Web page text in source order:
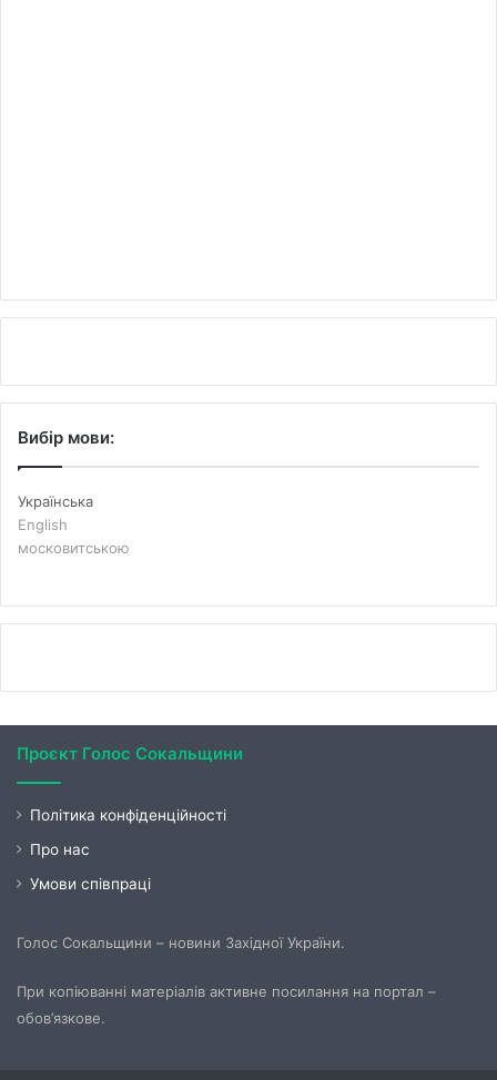
Вибір мови:
Українська
English
московитською
Проєкт Голос Сокальщини
Політика конфіденційності
Про нас
Умови співпраці
Голос Сокальщини – новини Західної України.
При копіюванні матеріалів активне посилання на портал –
обов’язкове.